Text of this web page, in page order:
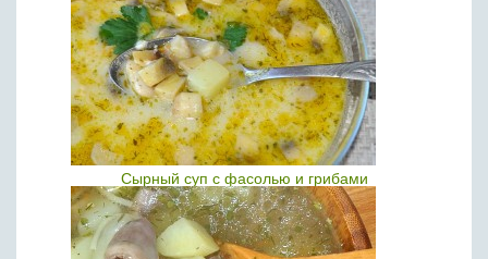
Сырный суп с фасолью и грибами